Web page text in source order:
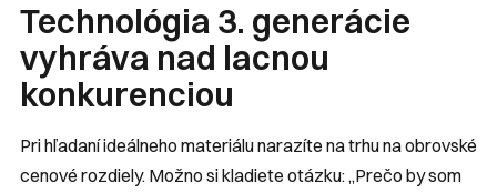
Technológia 3. generácie
vyhráva nad lacnou
konkurenciou
Pri hľadaní ideálneho materiálu narazíte na trhu na obrovské
cenové rozdiely. Možno si kladiete otázku:„Prečo by som